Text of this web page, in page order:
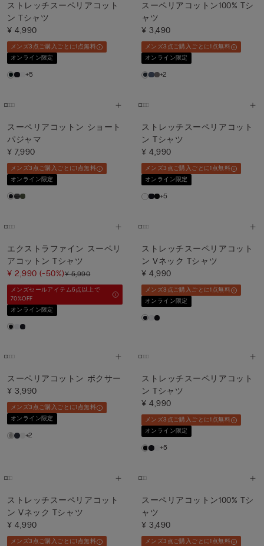
ストレッチスーペリアコット
ン Tシャツ
¥ 4,990
メンズ3点ご購入ごとに1点無料
オンライン限定
+5
スーペリアコットン100% Tシ
ャツ
¥ 3,490
メンズ3点ご購入ごとに1点無料
オンライン限定
+2
スーペリアコットン ショート
パジャマ
¥ 7,990
メンズ3点ご購入ごとに1点無料
オンライン限定
ストレッチスーペリアコット
ン Tシャツ
¥ 4,990
メンズ3点ご購入ごとに1点無料
オンライン限定
+5
エクストラファイン スーペリ
アコットン Tシャツ
¥ 2,990(-50%)¥ 5,990
メンズセールアイテム5点以上で
70%OFF
オンライン限定
ストレッチスーペリアコット
ン Vネック Tシャツ
¥ 4,990
メンズ3点ご購入ごとに1点無料
オンライン限定
スーペリアコットン ボクサー
¥ 3,990
メンズ3点ご購入ごとに1点無料
オンライン限定
+2
ストレッチスーペリアコット
ン Tシャツ
¥ 4,990
メンズ3点ご購入ごとに1点無料
オンライン限定
+5
ストレッチスーペリアコット
ン Vネック Tシャツ
¥ 4,990
メンズ3点ご購入ごとに1点無料
スーペリアコットン100% Tシ
ャツ
¥ 3,490
メンズ3点ご購入ごとに1点無料